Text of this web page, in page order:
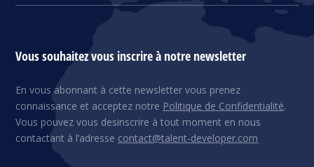
Vous souhaitez vous inscrire à notre newsletter
En vous abonnant à cette newsletter vous prenez
connaissance et acceptez notre Politique de Confidentialité.
Vous pouvez vous desinscrire à tout moment en nous
contactant à l’adresse contact@talent-developer.com